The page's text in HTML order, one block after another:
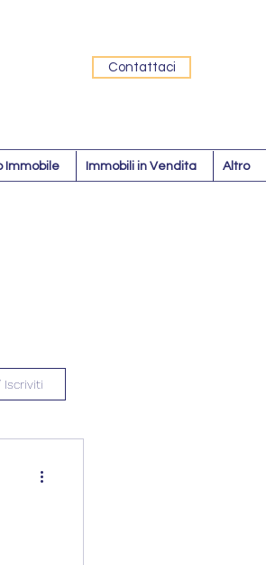
Contattaci
Immobile Immobili in Vendita Altro
Iscriviti